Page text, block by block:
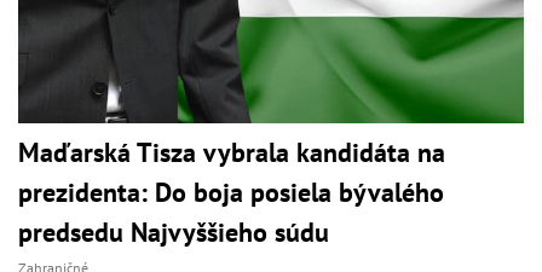
Maďarská Tisza vybrala kandidáta na
prezidenta: Do boja posiela bývalého
predsedu Najvyššieho súdu
Zahraničné